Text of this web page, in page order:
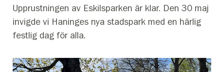
Upprustningen av Eskilsparken är klar. Den 30 maj
invigde vi Haninges nya stadspark med en härlig
festlig dag för alla.